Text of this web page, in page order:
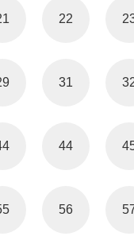
22
31
44
56